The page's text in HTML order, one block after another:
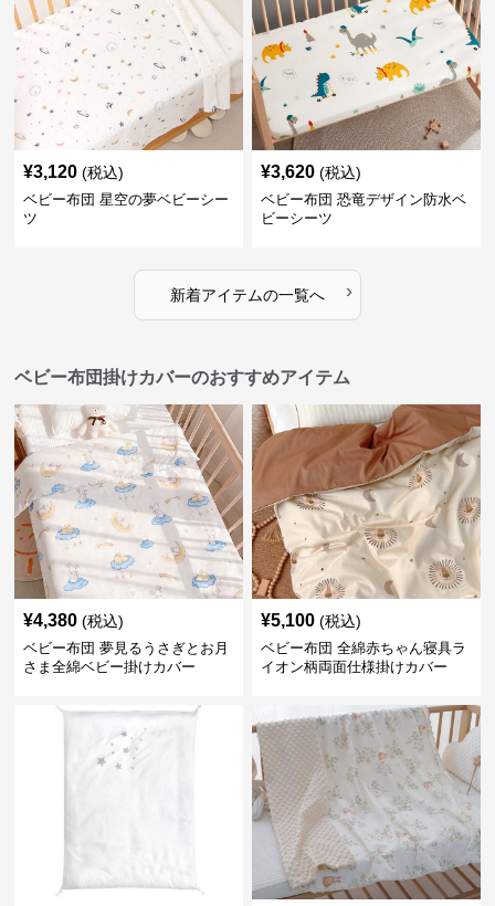
¥3,120 (税込)
ベビー布団 星空の夢ベビーシー
ツ
¥3,620 (税込)
ベビー布団 恐竜デザイン防水ベ
ビーシーツ
新着アイテムの一覧へ ›
ベビー布団掛けカバーのおすすめアイテム
¥4,380 (税込)
ベビー布団 夢見るうさぎとお月
さま全綿ベビー掛けカバー
¥5,100 (税込)
ベビー布団 全綿赤ちゃん寝具ラ
イオン柄両面仕様掛けカバー